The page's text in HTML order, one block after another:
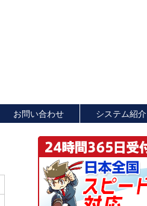
お問い合わせ システム紹介